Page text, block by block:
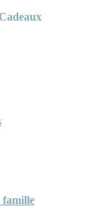
famille